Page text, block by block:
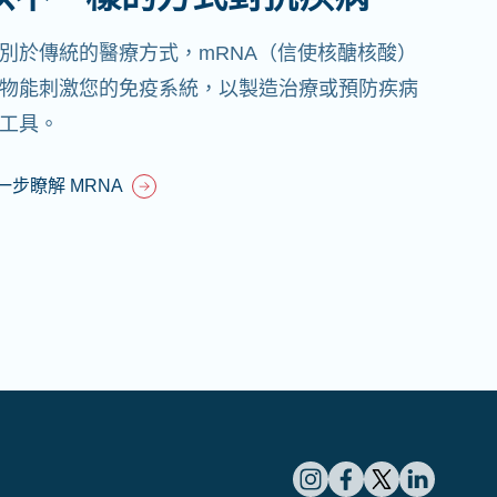
於傳統的醫療方式，mRNA（信使核醣核酸）
能刺激您的免疫系統，以製造治療或預防疾病
具。
步瞭解 MRNA